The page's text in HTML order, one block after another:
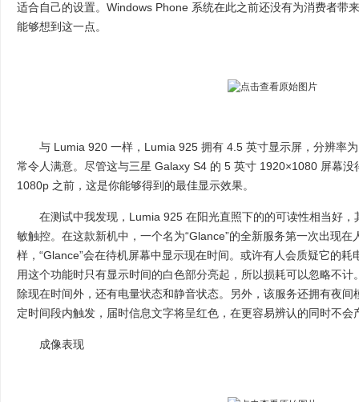
适合自己的设置。Windows Phone 系统在此之前还没有为消费者带
能够想到这一点。
与 Lumia 920 一样，Lumia 925 拥有 4.5 英寸显示屏，分辨率为
常令人满意。尽管这与三星 Galaxy S4 的 5 英寸 1920×1080 屏幕
1080p 之前，这是你能够得到的最佳显示效果。
在测试中我发现，Lumia 925 在阳光直照下的的可读性相当好，
敏触控。在这款新机中，一个名为“Glance”的全新服务第一次出现
样，“Glance”会在待机屏幕中显示现在时间。或许有人会质疑它的
用这个功能时只有显示时间的白色部分亮起，所以损耗可以忽略不计
除现在时间外，还有电量状态和静音状态。另外，该服务还拥有夜
定时间段内触发，届时信息文字将呈红色，在更容易辨认的同时不会
成像表现